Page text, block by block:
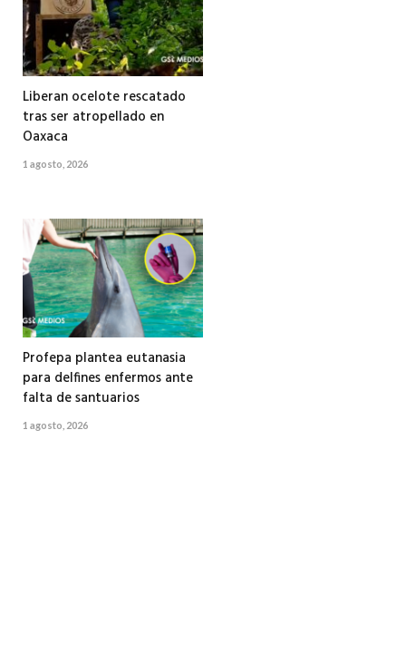
Liberan ocelote rescatado
tras ser atropellado en
Oaxaca
1 agosto, 2026
Profepa plantea eutanasia
para delfines enfermos ante
falta de santuarios
1 agosto, 2026